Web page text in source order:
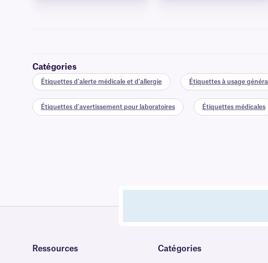
Catégories
Étiquettes d'alerte médicale et d'allergie Étiquettes à usage général
Étiquettes d'avertissement pour laboratoires Étiquettes médicales
Ressources Catégories